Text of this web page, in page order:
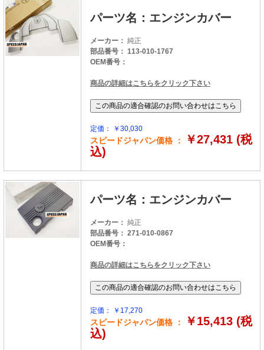
パーツ名：エンジンカバー
メーカー： 純正
部品番号： 113-010-1767
OEM番号：
商品の詳細はこちらをクリック下さい
定価： ￥30,030
スピードジャパン価格 ：
￥27,431 (税
込)
パーツ名：エンジンカバー
メーカー： 純正
部品番号： 271-010-0867
OEM番号：
商品の詳細はこちらをクリック下さい
定価： ￥17,270
スピードジャパン価格 ：
￥15,413 (税
込)